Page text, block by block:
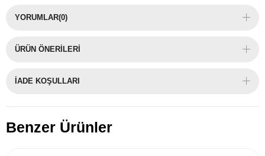
YORUMLAR(0)
ÜRÜN ÖNERILERI
İADE KOŞULLARI
Benzer Ürünler